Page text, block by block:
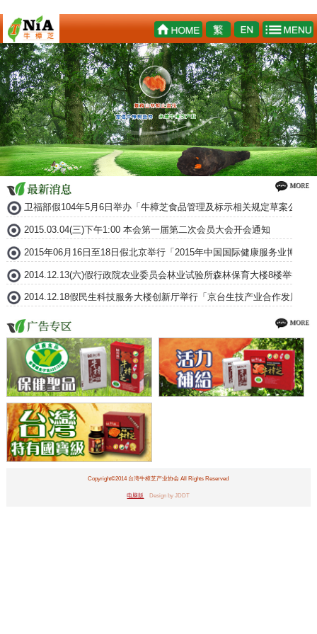
卫福部假104年5月6日举办「牛樟芝食品管理及标示相关规定草案公听
2015.03.04(三)下午1:00 本会第一届第二次会员大会开会通知
2015年06月16日至18日假北京举行「2015年中国国际健康服务业博览
2014.12.13(六)假行政院农业委员会林业试验所森林保育大楼8楼举行「
2014.12.18假民生科技服务大楼创新厅举行「京台生技产业合作发展论
Copyright©2014 台湾牛樟芝产业协会 All Rights Reserved
电脑版 Design by JDDT